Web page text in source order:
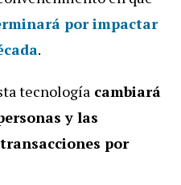
por impactar
.
tecnología cambiará
y las
por